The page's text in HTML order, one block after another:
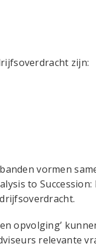
zijn:
vormen
to
opvolging’
relevante